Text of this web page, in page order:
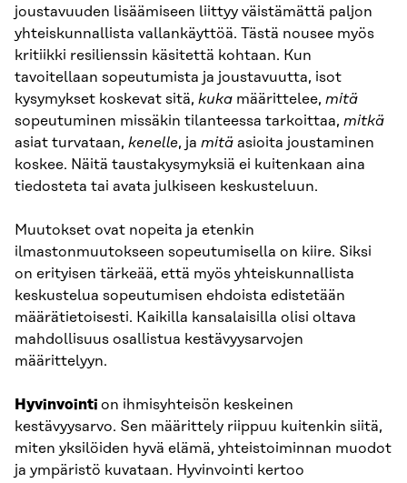
joustavuuden lisäämiseen liittyy väistämättä paljon
yhteiskunnallista vallankäyttöä. Tästä nousee myös
kritiikki resilienssin käsitettä kohtaan. Kun
tavoitellaan sopeutumista ja joustavuutta, isot
kysymykset koskevat sitä, kuka määrittelee, mitä
sopeutuminen missäkin tilanteessa tarkoittaa, mitkä
asiat turvataan, kenelle, ja mitä asioita joustaminen
koskee. Näitä taustakysymyksiä ei kuitenkaan aina
tiedosteta tai avata julkiseen keskusteluun.
Muutokset ovat nopeita ja etenkin
ilmastonmuutokseen sopeutumisella on kiire. Siksi
on erityisen tärkeää, että myös yhteiskunnallista
keskustelua sopeutumisen ehdoista edistetään
määrätietoisesti. Kaikilla kansalaisilla olisi oltava
mahdollisuus osallistua kestävyysarvojen
määrittelyyn.
Hyvinvointi on ihmisyhteisön keskeinen
kestävyysarvo. Sen määrittely riippuu kuitenkin siitä,
miten yksilöiden hyvä elämä, yhteistoiminnan muodot
ja ympäristö kuvataan. Hyvinvointi kertoo